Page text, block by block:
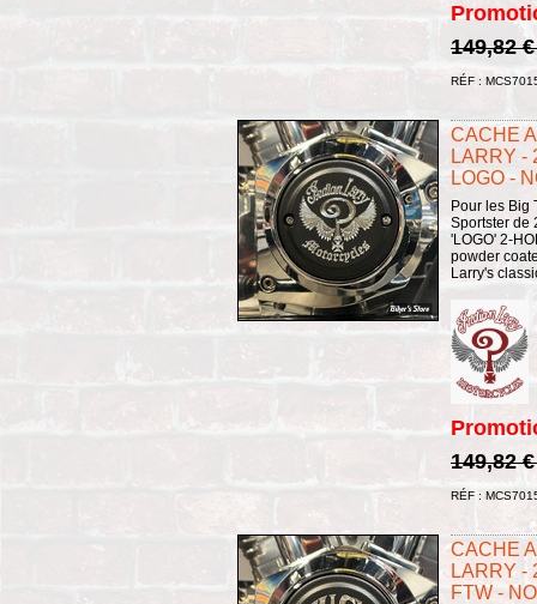
149,82
RÉF :
CACHE
LARRY -
LOGO -
Pour les Big
Sportster de
'LOGO' 2-
powder
Larry's
149,82
RÉF :
CACHE
LARRY -
FTW -